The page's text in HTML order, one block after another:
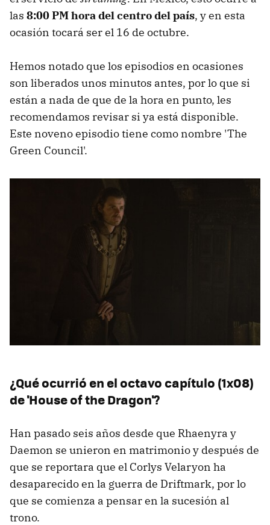
las 8:00 PM hora del centro del país, y en esta
ocasión tocará ser el 16 de octubre.
Hemos notado que los episodios en ocasiones
son liberados unos minutos antes, por lo que si
están a nada de que de la hora en punto, les
recomendamos revisar si ya está disponible.
Este noveno episodio tiene como nombre 'The
Green Council'.
¿Qué ocurrió en el octavo capítulo (1x08)
de 'House of the Dragon'?
Han pasado seis años desde que Rhaenyra y
Daemon se unieron en matrimonio y después de
que se reportara que el Corlys Velaryon ha
desaparecido en la guerra de Driftmark, por lo
que se comienza a pensar en la sucesión al
trono.